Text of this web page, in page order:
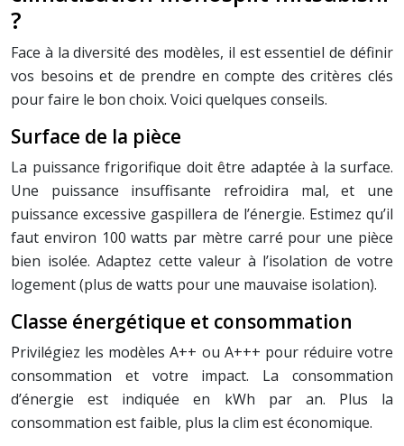
?
Face à la diversité des modèles, il est essentiel de définir
vos besoins et de prendre en compte des critères clés
pour faire le bon choix. Voici quelques conseils.
Surface de la pièce
La puissance frigorifique doit être adaptée à la surface.
Une puissance insuffisante refroidira mal, et une
puissance excessive gaspillera de l’énergie. Estimez qu’il
faut environ 100 watts par mètre carré pour une pièce
bien isolée. Adaptez cette valeur à l’isolation de votre
logement (plus de watts pour une mauvaise isolation).
Classe énergétique et consommation
Privilégiez les modèles A++ ou A+++ pour réduire votre
consommation et votre impact. La consommation
d’énergie est indiquée en kWh par an. Plus la
consommation est faible, plus la clim est économique.